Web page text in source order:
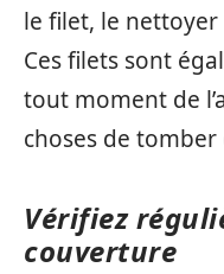
le filet, le
Ces filets sont
tout moment de
choses de tomber
Vérifiez
couverture